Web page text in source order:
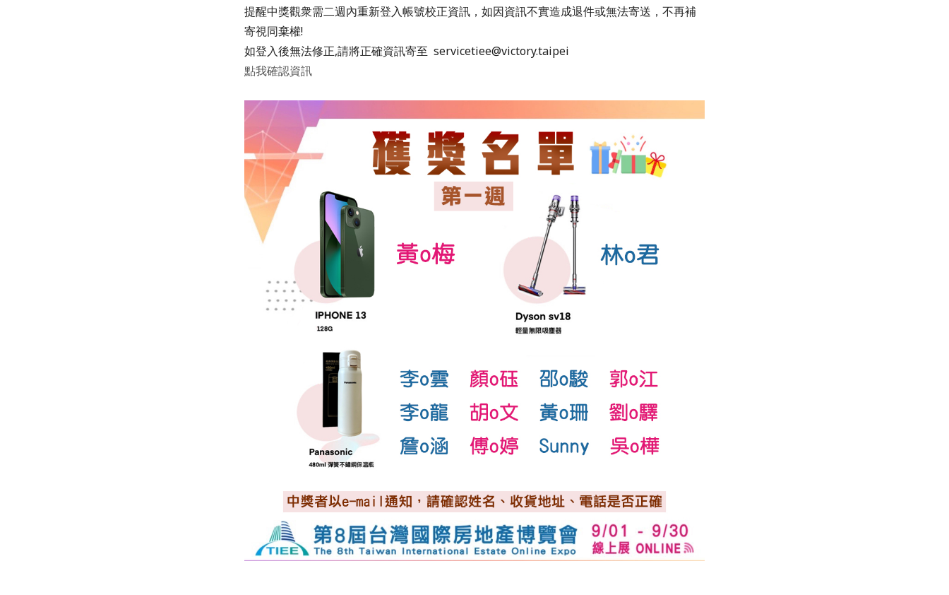
提醒中獎觀衆需二週內重新登入帳號校正資訊，如因資訊不實造成退件或無法寄送，不再補
寄視同棄權!
如登入後無法修正,請將正確資訊寄至 servicetiee@victory.taipei
點我確認資訊